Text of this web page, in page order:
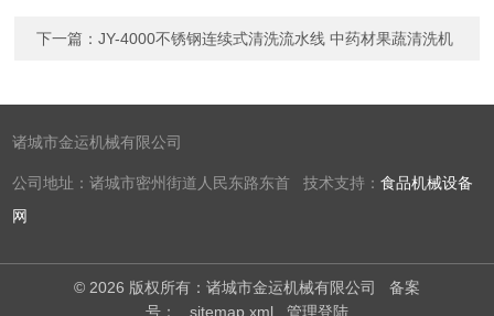
下一篇：JY-4000不锈钢连续式清洗流水线 中药材果蔬清洗机
诸城市金运机械有限公司
公司地址：诸城市密州街道人民东路东首 技术支持：食品机械设备
网
© 2026 版权所有：诸城市金运机械有限公司 备案
号：
sitemap.xml 管理登陆